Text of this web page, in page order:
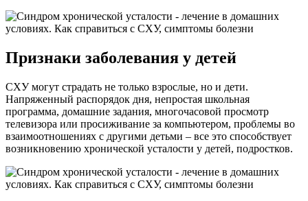
Признаки заболевания у детей
СХУ могут страдать не только взрослые, но и дети.
Напряженный распорядок дня, непростая школьная
программа, домашние задания, многочасовой просмотр
телевизора или просиживание за компьютером, проблемы во
взаимоотношениях с другими детьми – все это способствует
возникновению хронической усталости у детей, подростков.